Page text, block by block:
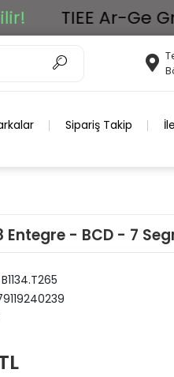
TIEE Ar-Ge Grup
Sipariş Takip
Entegre - BCD - 7
B1134.T265